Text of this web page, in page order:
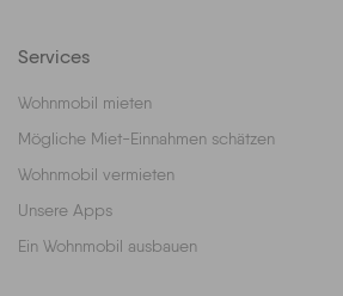
Services
Wohnmobil mieten
Mögliche Miet-Einnahmen schätzen
Wohnmobil vermieten
Unsere Apps
Ein Wohnmobil ausbauen